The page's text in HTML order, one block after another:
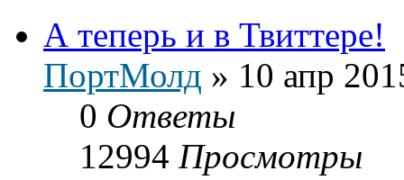
А теперь и в Твиттере!
ПортМолд » 10 апр
0 Ответы
12994 Просмотры